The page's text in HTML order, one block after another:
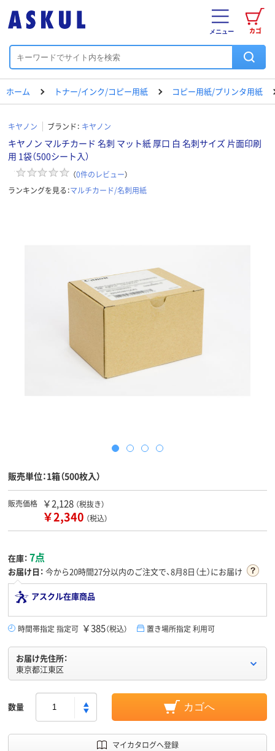
カゴ
メニュー
ホーム トナー/インク/コピー用紙 コピー用紙/プリンタ用紙
キヤノン ブランド： キヤノン
キヤノン マルチカード 名刺 マット紙 厚口 白 名刺サイズ 片面印刷
用 1袋（500シート入）
（0件のレビュー）
ランキングを見る：マルチカード/名刺用紙
販売単位：1箱（500枚入）
販売価格 ￥2,128 （税抜き）
￥2,340 （税込）
在庫： 7点
お届け日： 今から20時間27分以内のご注文で、8月8日（土）にお届け
アスクル在庫商品
時間帯指定 指定可 ￥385（税込） 置き場所指定 利用可
お届け先住所：
東京都江東区
数量 カゴへ
マイカタログへ登録